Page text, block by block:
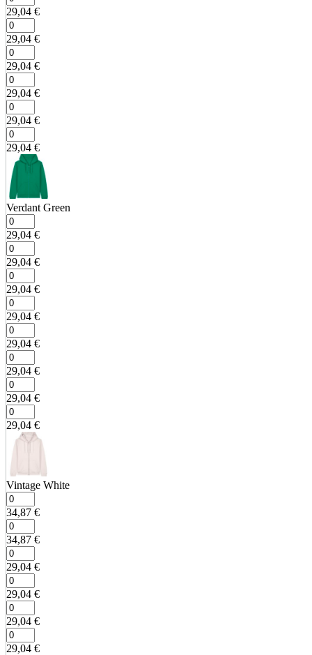
29,04 €
29,04 €
29,04 €
29,04 €
29,04 €
29,04 €
Verdant Green
29,04 €
29,04 €
29,04 €
29,04 €
29,04 €
29,04 €
29,04 €
29,04 €
Vintage White
34,87 €
34,87 €
29,04 €
29,04 €
29,04 €
29,04 €